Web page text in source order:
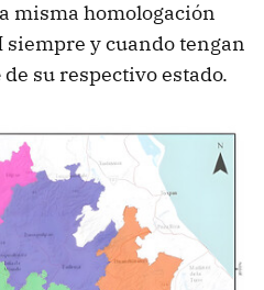
misma homologación
siempre y cuando tengan
de su respectivo estado.